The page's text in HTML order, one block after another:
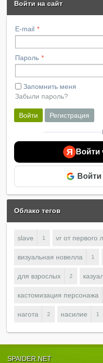
Войти на сайт
E-mail
Пароль
Запомнить меня
Забыли пароль?
Войти Регистрация
Я Войти
Войти
Облако тегов
slave 1 vr от первого
визуальная новелла 1
для взрослых 2
кастомизация персонажа
нагота 2 насилие 1
SPAIDER.NET